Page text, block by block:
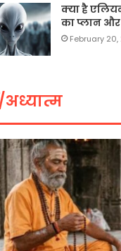
क्या है
का प्लान और
February
अध्यात्म